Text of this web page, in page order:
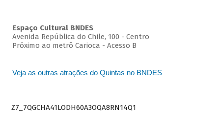
Espaço Cultural BNDES
Avenida República do Chile, 100 - Centro
Próximo ao metrô Carioca - Acesso B
Veja as outras atrações do Quintas no BNDES
Z7_7QGCHA41LODH60A3OQA8RN14Q1